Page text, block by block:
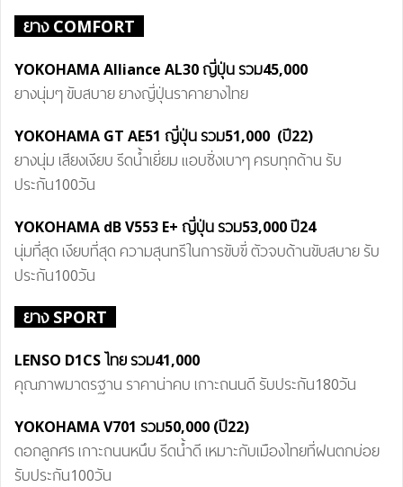
ยาง COMFORT
YOKOHAMA Alliance AL30 ญี่ปุ่น รวม45,000
ยางนุ่มๆ ขับสบาย ยางญี่ปุ่นราคายางไทย
YOKOHAMA GT AE51 ญี่ปุ่นรวม51,000 (ปี22)
ยางนุ่ม เสียงเงียบ รีดน้ำเยี่ยม แอบซิ่งเบาๆ ครบทุกด้าน รับ
ประกัน100วัน
YOKOHAMA dB V553 E+ ญี่ปุ่นรวม53,000 ปี24
นุ่มที่สุด เงียบที่สุด ความสุนทรีในการขับขี่ ตัวจบด้านขับสบาย รับ
ประกัน100วัน
ยาง SPORT
LENSO D1CS ไทยรวม41,000
คุณภาพมาตรฐาน ราคาน่าคบ เกาะถนนดี รับประกัน180วัน
YOKOHAMA V701 รวม50,000 (ปี22)
ดอกลูกศร เกาะถนนหนึบ รีดน้ำดี เหมาะกับเมืองไทยที่ฝนตกบ่อย
รับประกัน100วัน